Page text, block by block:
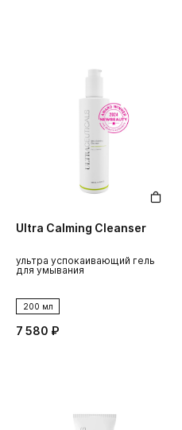
Ultra Calming Cleanser
ультра успокаивающий гель
для умывания
200 мл
7 580 ₽